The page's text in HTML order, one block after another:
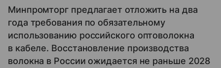
Минпромторг предлагает отложить на два
года требования по обязательному
использованию российского оптоволокна
в кабеле. Восстановление производства
волокна в России ожидается не раньше 2028